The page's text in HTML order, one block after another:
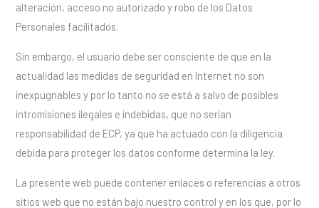
alteración, acceso no autorizado y robo de los Datos
Personales facilitados.
Sin embargo, el usuario debe ser consciente de que en la
actualidad las medidas de seguridad en Internet no son
inexpugnables y por lo tanto no se está a salvo de posibles
intromisiones ilegales e indebidas, que no serían
responsabilidad de ECP, ya que ha actuado con la diligencia
debida para proteger los datos conforme determina la ley.
La presente web puede contener enlaces o referencias a otros
sitios web que no están bajo nuestro control y en los que, por lo